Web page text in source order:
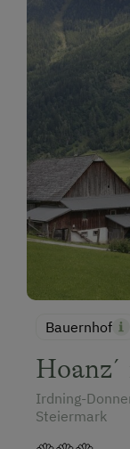
Bauernhof
Irdning-
Steiermark